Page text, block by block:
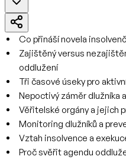
Co přináší novela
Zajištěný versus
oddlužení
Tři časové úseky pro
Nepoctivý záměr dlužníka
Věřitelské orgány a jejich
Monitoring dlužníků a
Vztah insolvence a
Proč svěřit agendu